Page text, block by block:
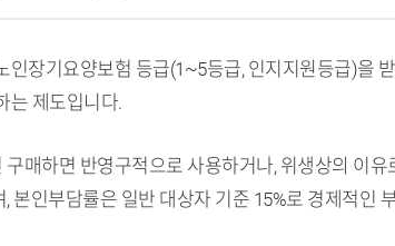
인장기요양보험 등급(1~5등급, 인지지원등급)을
는 제도입니다.
구매하면 반영구적으로 사용하거나, 위생상의 이
본인부담률은 일반 대상자 기준 15%로 경제적인